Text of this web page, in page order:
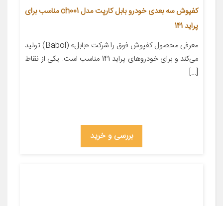
کفپوش سه بعدی خودرو بابل کارپت مدل ch001 مناسب برای
پراید 141
معرفی محصول کفپوش فوق را شرکت «بابل» (Babol) تولید
می‌کند و برای خودروهای پراید 141 مناسب است. یکی از نقاط
[…]
بررسی و خرید